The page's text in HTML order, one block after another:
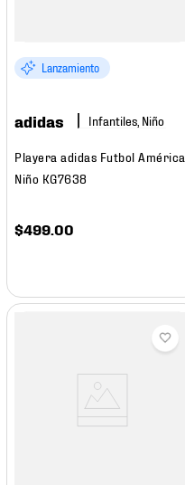
Lanzamiento
adidas Infantiles, Niño
Playera adidas Futbol América
Niño KG7638
$499 .00